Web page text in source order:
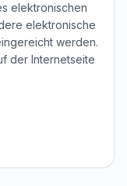
elektronischen
elektronische
werden.
der Internetseite